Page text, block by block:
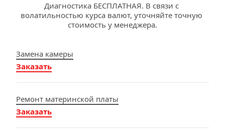
Диагностика БЕСПЛАТНАЯ. В связи с
волатильностью курса валют, уточняйте точную
стоимость у менеджера.
Замена камеры
Заказать
Ремонт материнской платы
Заказать